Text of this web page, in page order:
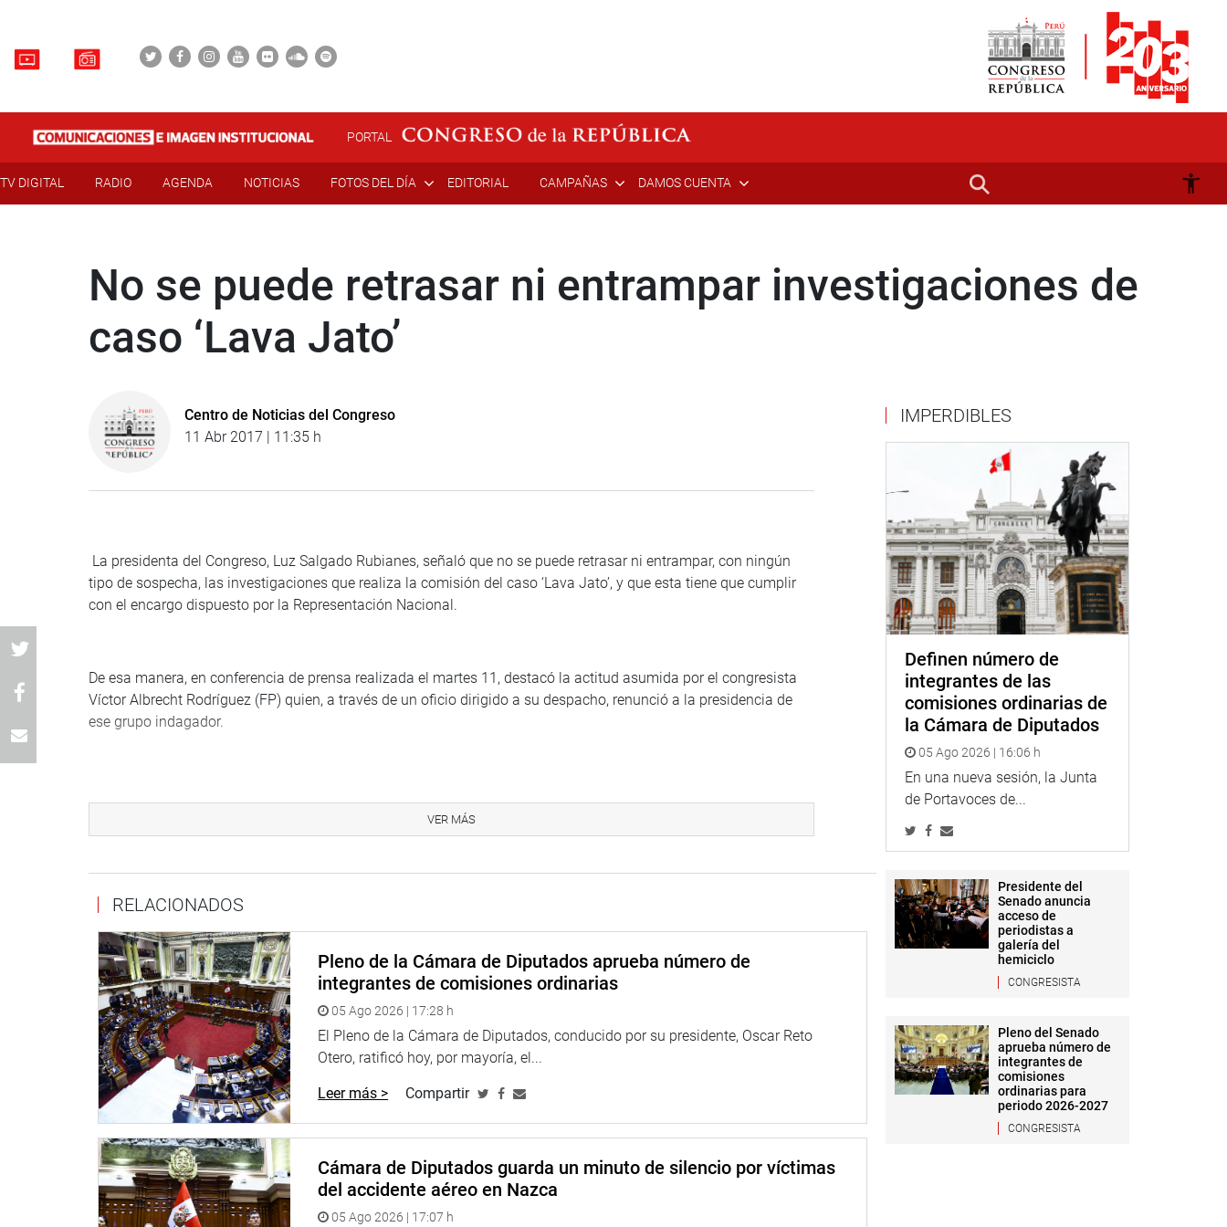
PORTAL
TV DIGITAL RADIO AGENDA NOTICIAS FOTOS DEL DÍA EDITORIAL CAMPAÑAS DAMOS CUENTA
No se puede retrasar ni entrampar investigaciones de
caso ‘Lava Jato’
Centro de Noticias del Congreso
11 Abr 2017 | 11:35 h
La presidenta del Congreso, Luz Salgado Rubianes, señaló que no se puede retrasar ni entrampar, con ningún
tipo de sospecha, las investigaciones que realiza la comisión del caso ‘Lava Jato’, y que esta tiene que cumplir
con el encargo dispuesto por la Representación Nacional.
De esa manera, en conferencia de prensa realizada el martes 11, destacó la actitud asumida por el congresista
Víctor Albrecht Rodríguez (FP) quien, a través de un oficio dirigido a su despacho, renunció a la presidencia de
ese grupo indagador.
intervención quirúrgica, y que se le pretende involucrar con los actos cometidos por el ahora detenido
exgobernador regional del Callao, Félix Moreno.
Agregó que en el documento, el parlamentario rechaza dichas acusaciones que buscan descalificarlo y agrega
que su alejamiento se da con “la certeza de que esta lucha contra la corrupción no debe ni enturbiarse ni
entramparse”.
“Es una actitud saludable que debemos rescatar. Esto demuestra, una vez más, el grado de compromiso (del
parlamentario Albrecht), quien anuncia que seguirá con las investigaciones desde su labor como congresista,
cuando se recupere, que esperamos sea pronto”, señaló Salgado Rubaines.
Añadió que el trabajo del referido legislador al frente de la comisión ‘Lava Jato’ ha sido reconocido por “propios y
extraños” y que por esa razón tiene que continuarse con las indagaciones.
VER MÁS
RELACIONADOS
Pleno de la Cámara de Diputados aprueba número de
integrantes de comisiones ordinarias
05 Ago 2026 | 17:28 h
El Pleno de la Cámara de Diputados, conducido por su presidente, Oscar Reto
Otero, ratificó hoy, por mayoría, el...
Leer más > Compartir
Cámara de Diputados guarda un minuto de silencio por víctimas
del accidente aéreo en Nazca
05 Ago 2026 | 17:07 h
IMPERDIBLES
Definen número de
integrantes de las
comisiones ordinarias de
la Cámara de Diputados
05 Ago 2026 | 16:06 h
En una nueva sesión, la Junta
de Portavoces de...
Presidente del
Senado anuncia
acceso de
periodistas a
galería del
hemiciclo
CONGRESISTA
Pleno del Senado
aprueba número de
integrantes de
comisiones
ordinarias para
periodo 2026-2027
CONGRESISTA